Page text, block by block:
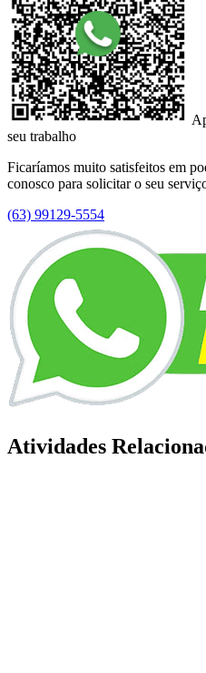
seu trabalho
Ficaríamos muito satisfeitos em
conosco para solicitar o seu
(63) 99129-5554
Atividades